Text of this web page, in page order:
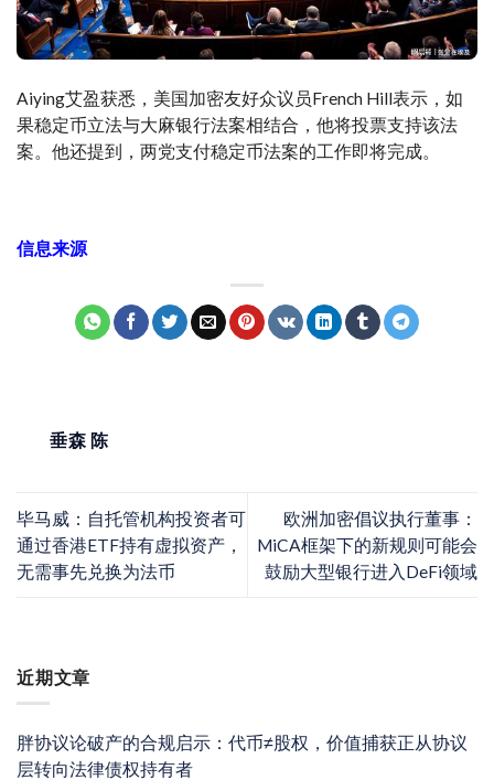
近期文章
胖协议论破产的合规启示：代币≠股权，价值捕获正从协议
层转向法律债权持有者
Aiying艾盈获悉，美国加密友好众议员French Hill表示，如
果稳定币立法与大麻银行法案相结合，他将投票支持该法
案。他还提到，两党支付稳定币法案的工作即将完成。
信息来源
垂森 陈
毕马威：自托管机构投资者可
通过香港ETF持有虚拟资产，
无需事先兑换为法币
欧洲加密倡议执行董事：
MiCA框架下的新规则可能会
鼓励大型银行进入DeFi领域